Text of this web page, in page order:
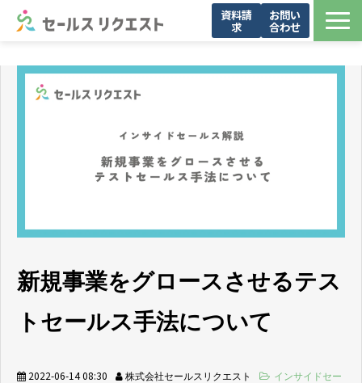
資料請
求
お問い
合わせ
メンバー紹介
お役立ち資料
ブログ
新規事業をグロースさせるテス
トセールス手法について
2022-06-14 08:30 株式会社セールスリクエスト
インサイドセー